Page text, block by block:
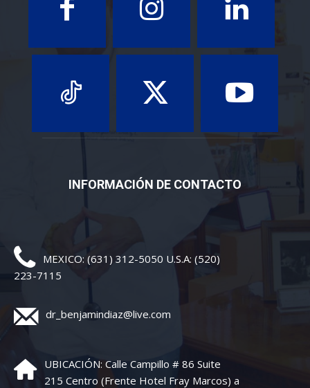
INFORMACIÓN DE CONTACTO
MEXICO: (631) 312-5050 U.S.A: (520)
223-7115
dr_benjamindiaz@live.com
UBICACIÓN: Calle Campillo # 86 Suite
215 Centro (Frente Hotel Fray Marcos) a